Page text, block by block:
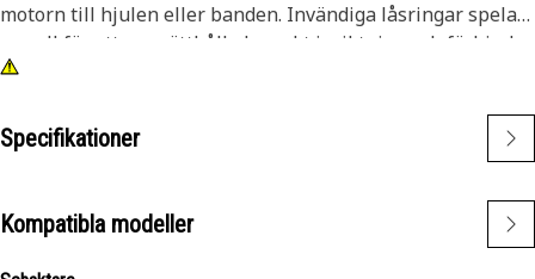
motorn till hjulen eller banden. Invändiga låsringar spelar
en roll för att upprätthålla korrekt inriktning och förhindra
axiell rörelse av komponenter i slutväxeln. Ringen är
den installeras, vilket hjälper till att hålla den på plats.
• Slitstark och korrosionsbeständig.
• Säker och tillförlitlig fästmekanism.
Specifikationer
Kompatibla modeller